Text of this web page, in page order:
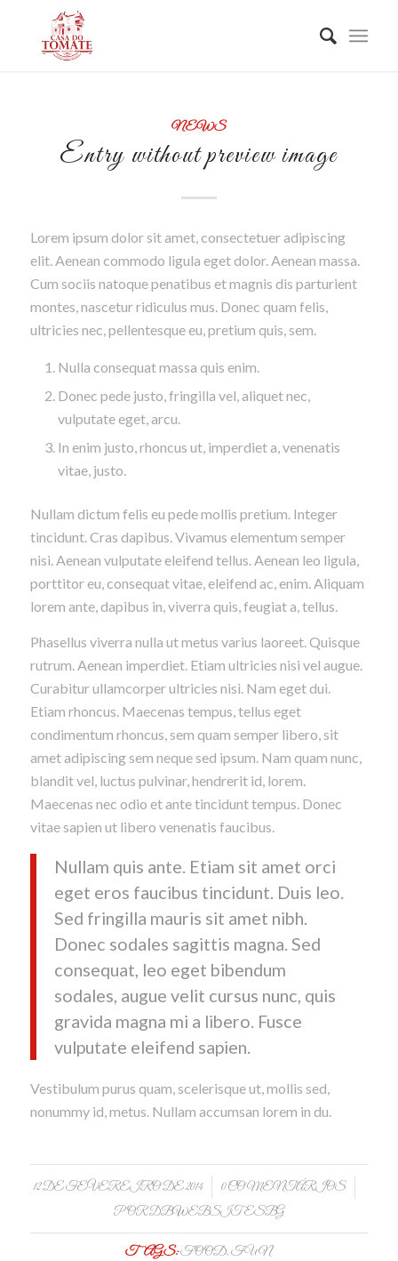
NEWS
Entry without preview image
Lorem ipsum dolor sit amet, consectetuer adipiscing
elit. Aenean commodo ligula eget dolor. Aenean massa.
Cum sociis natoque penatibus et magnis dis parturient
montes, nascetur ridiculus mus. Donec quam felis,
ultricies nec, pellentesque eu, pretium quis, sem.
Nulla consequat massa quis enim.
Donec pede justo, fringilla vel, aliquet nec,
vulputate eget, arcu.
In enim justo, rhoncus ut, imperdiet a, venenatis
vitae, justo.
Nullam dictum felis eu pede mollis pretium. Integer
tincidunt. Cras dapibus. Vivamus elementum semper
nisi. Aenean vulputate eleifend tellus. Aenean leo ligula,
porttitor eu, consequat vitae, eleifend ac, enim. Aliquam
lorem ante, dapibus in, viverra quis, feugiat a, tellus.
Phasellus viverra nulla ut metus varius laoreet. Quisque
rutrum. Aenean imperdiet. Etiam ultricies nisi vel augue.
Curabitur ullamcorper ultricies nisi. Nam eget dui.
Etiam rhoncus. Maecenas tempus, tellus eget
condimentum rhoncus, sem quam semper libero, sit
amet adipiscing sem neque sed ipsum. Nam quam nunc,
blandit vel, luctus pulvinar, hendrerit id, lorem.
Maecenas nec odio et ante tincidunt tempus. Donec
vitae sapien ut libero venenatis faucibus.
Nullam quis ante. Etiam sit amet orci
eget eros faucibus tincidunt. Duis leo.
Sed fringilla mauris sit amet nibh.
Donec sodales sagittis magna. Sed
consequat, leo eget bibendum
sodales, augue velit cursus nunc, quis
gravida magna mi a libero. Fusce
vulputate eleifend sapien.
Vestibulum purus quam, scelerisque ut, mollis sed,
nonummy id, metus. Nullam accumsan lorem in du.
12 DE FEVEREIRO DE 2014
/ 0 COMENTÁRIOS
/
PORDBWEBSITESBG
TAGS:FOOD,FUN